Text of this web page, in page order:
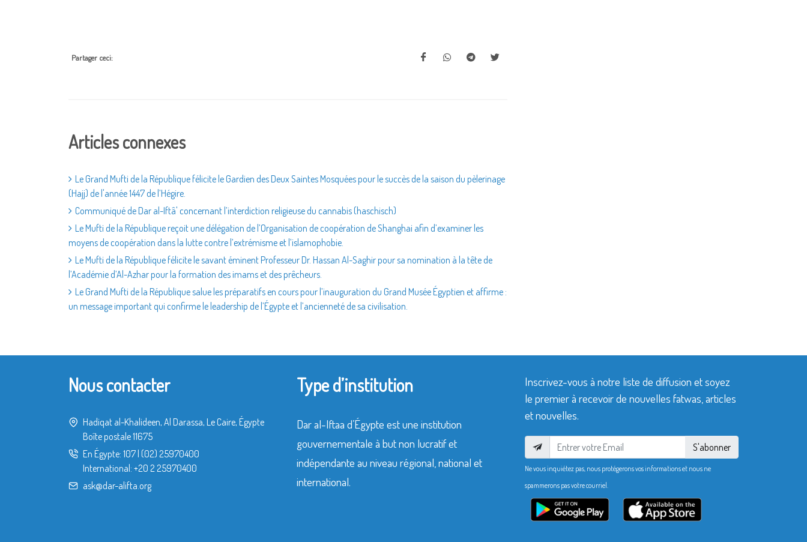
Partager ceci:
Articles connexes
Le Grand Mufti de la République félicite le Gardien des Deux Saintes Mosquées pour le succès de la saison du pèlerinage
(Hajj) de l'année 1447 de l’Hégire.
Communiqué de Dar al-Iftâ' concernant l’interdiction religieuse du cannabis (haschisch)
Le Mufti de la République reçoit une délégation de l’Organisation de coopération de Shanghai afin d’examiner les
moyens de coopération dans la lutte contre l’extrémisme et l’islamophobie.
Le Mufti de la République félicite le savant éminent Professeur Dr. Hassan Al-Saghir pour sa nomination à la tête de
l’Académie d’Al-Azhar pour la formation des imams et des prêcheurs.
Le Grand Mufti de la République salue les préparatifs en cours pour l’inauguration du Grand Musée Égyptien et affirme :
un message important qui confirme le leadership de l’Égypte et l’ancienneté de sa civilisation.
Nous contacter
Hadiqat al-Khalideen, Al Darassa, Le Caire, Égypte
Boîte postale 11675
En Égypte: 107| (02) 25970400
International: +20 2 25970400
ask@dar-alifta.org
Type d’institution
Dar al-Iftaa d’Égypte est une institution
gouvernementale à but non lucratif et
indépendante au niveau régional, national et
international.
Inscrivez-vous à notre liste de diffusion et soyez
le premier à recevoir de nouvelles fatwas, articles
et nouvelles.
S'abonner
Ne vous inquiétez pas, nous protégerons vos informations et nous ne
spammerons pas votre courriel.